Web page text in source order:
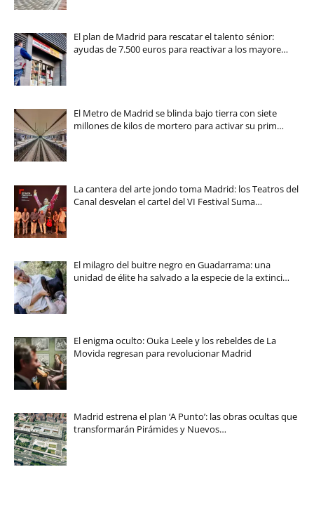
El plan de Madrid para rescatar el talento sénior:
ayudas de 7.500 euros para reactivar a los mayore…
El Metro de Madrid se blinda bajo tierra con siete
millones de kilos de mortero para activar su prim…
La cantera del arte jondo toma Madrid: los Teatros del
Canal desvelan el cartel del VI Festival Suma…
El milagro del buitre negro en Guadarrama: una
unidad de élite ha salvado a la especie de la extinci…
El enigma oculto: Ouka Leele y los rebeldes de La
Movida regresan para revolucionar Madrid
Madrid estrena el plan ‘A Punto’: las obras ocultas que
transformarán Pirámides y Nuevos…